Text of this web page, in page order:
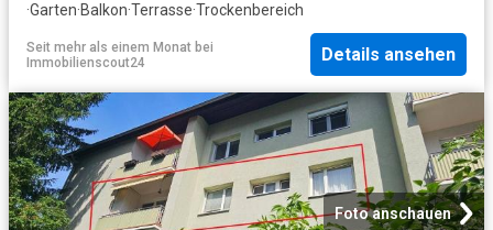
·Garten·Balkon·Terrasse·Trockenbereich
Seit mehr als einem Monat bei
Immobilienscout24
Details ansehen
Foto anschauen